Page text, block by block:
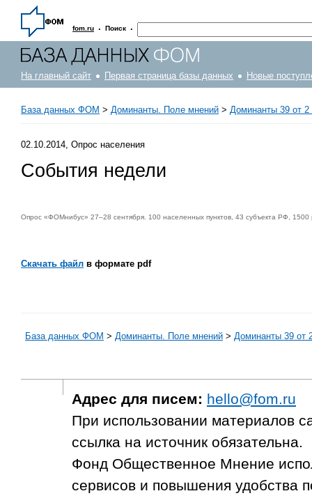
fom.ru · Поиск ·
На главный сайт Первая страница базы данных Новые
База данных ФОМ > Доминанты. Поле мнений > Доминанты 39 от 2
02.10.2014, Опрос населения
События недели
Опрос «ФОМнибус» 27–28 сентября. 100 населенных пунктов, 43 субъекта РФ, 1500
Скачать файл в формате pdf
База данных ФОМ > Доминанты. Поле мнений > Доминанты 39 от
Адрес для писем: hello@fom.ru
При использовании материалов
ссылка на источник обязательна.
Фонд Общественное Мнение
сервисов и повышения удобства